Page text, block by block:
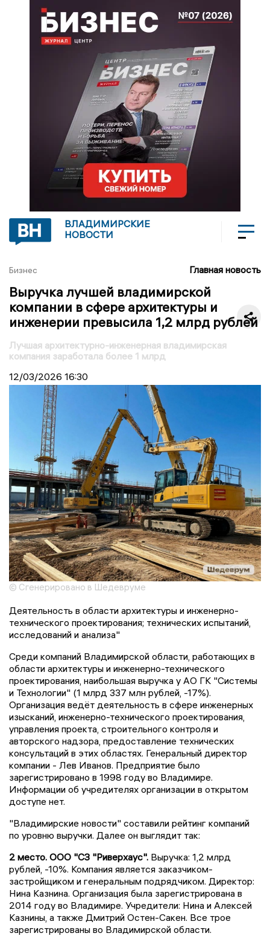
ВЛАДИМИРСКИЕ
НОВОСТИ
Бизнес Главная новость
Выручка лучшей владимирской
компании в сфере архитектуры и
инженерии превысила 1,2 млрд рублей
Лучшая архитектурно-инженерная владимирская
компания заработала более 1 млрд
12/03/2026 16:30
© Сгенерировано в Шедевруме
Деятельность в области архитектуры и инженерно-
технического проектирования; технических испытаний,
исследований и анализа"
Среди компаний Владимирской области, работающих в
области архитектуры и инженерно-технического
проектирования, наибольшая выручка у АО ГК "Системы
и Технологии" (1 млрд 337 млн рублей, -17%).
Организация ведёт деятельность в сфере инженерных
изысканий, инженерно-технического проектирования,
управления проекта, строительного контроля и
авторского надзора, предоставление технических
консультаций в этих областях. Генеральный директор
компании - Лев Иванов. Предприятие было
зарегистрировано в 1998 году во Владимире.
Информации об учредителях организации в открытом
доступе нет.
"Владимирские новости" составили рейтинг компаний
по уровню выручки. Далее он выглядит так:
2 место. ООО "СЗ "Риверхаус". Выручка: 1,2 млрд
рублей, -10%. Компания является заказчиком-
застройщиком и генеральным подрядчиком. Директор:
Нина Казнина. Организация была зарегистрирована в
2014 году во Владимире. Учредители: Нина и Алексей
Казнины, а также Дмитрий Остен-Сакен. Все трое
зарегистрированы во Владимирской области.